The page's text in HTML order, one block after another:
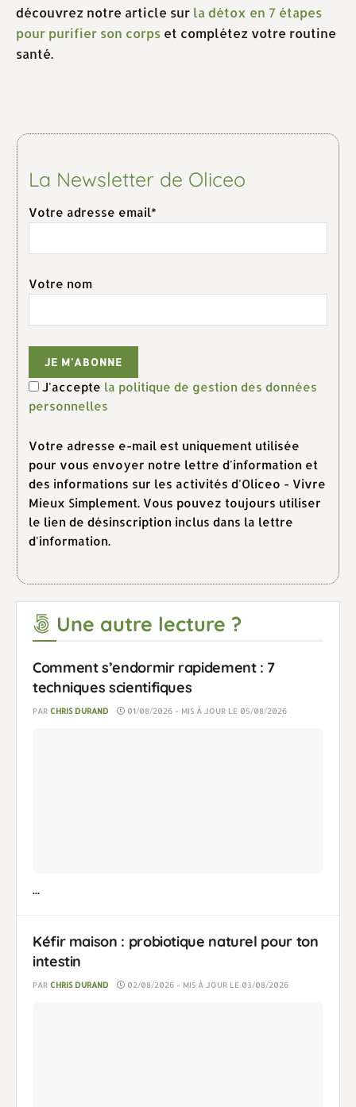
découvrez notre article sur la détox en 7 étapes
pour purifier son corps et complétez votre routine
santé.
La Newsletter de Oliceo
Votre adresse email*
Votre nom
J'accepte la politique de gestion des données
personnelles
Votre adresse e-mail est uniquement utilisée
pour vous envoyer notre lettre d'information et
des informations sur les activités d'Oliceo - Vivre
Mieux Simplement. Vous pouvez toujours utiliser
le lien de désinscription inclus dans la lettre
d'information.
Une autre lecture ?
Comment s’endormir rapidement : 7
techniques scientifiques
PAR CHRIS DURAND 01/08/2026 - MIS À JOUR LE 05/08/2026
...
Kéfir maison : probiotique naturel pour ton
intestin
PAR CHRIS DURAND 02/08/2026 - MIS À JOUR LE 03/08/2026